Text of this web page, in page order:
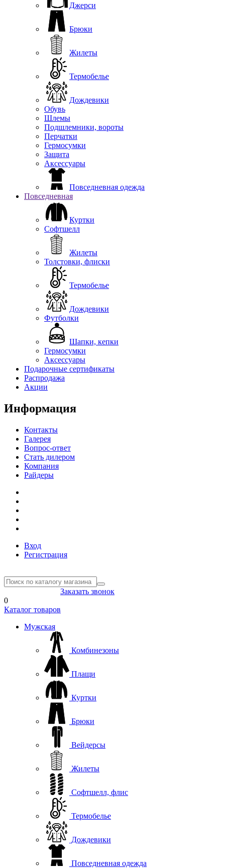
Джерси
Брюки
Жилеты
Термобелье
Дождевики
Обувь
Шлемы
Подшлемники, вороты
Перчатки
Гермосумки
Защита
Аксессуары
Повседневная одежда
Повседневная
Куртки
Софтшелл
Жилеты
Толстовки, флиски
Термобелье
Дождевики
Футболки
Шапки, кепки
Гермосумки
Аксессуары
Подарочные сертификаты
Распродажа
Акции
Информация
Контакты
Галерея
Вопрос-ответ
Стать дилером
Компания
Райдеры
Вход
Регистрация
Заказать звонок
0
Каталог товаров
Мужская
Комбинезоны
Плащи
Куртки
Брюки
Вейдерсы
Жилеты
Софтшелл, флис
Термобелье
Дождевики
Повседневная одежда